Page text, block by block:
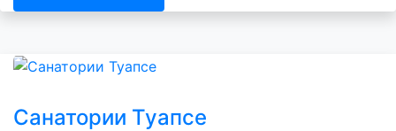
Санатории Туапсе